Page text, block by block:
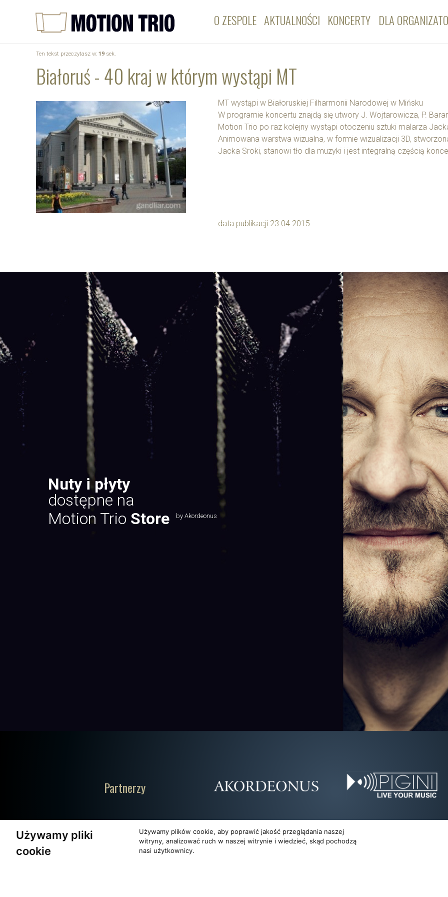
Używamy pliki
cookie
Używamy plików cookie, aby poprawić jakość przeglądania naszej
witryny, analizować ruch w naszej witrynie i wiedzieć, skąd pochodzą
nasi użytkownicy.
O ZESPOLE AKTUALNOŚCI KONCERTY DLA
Ten tekst przeczytasz w: 19 sek.
Białoruś - 40 kraj w którym wystąpi MT
MT wystąpi w Białoruskiej Filharmonii Narodowej w Mińsku
W programie koncertu znajdą się utwory J. Wojtarowicza, P.
Motion Trio po raz kolejny wystąpi otoczeniu sztuki malarza
Animowana warstwa wizualna, w formie wizualizacji 3D,
Jacka Sroki, stanowi tło dla muzyki i jest integralną częścią
data publikacji 23.04.2015
Nuty i płyty
dostępne na
Motion Trio Store by Akordeonus
Partnerzy